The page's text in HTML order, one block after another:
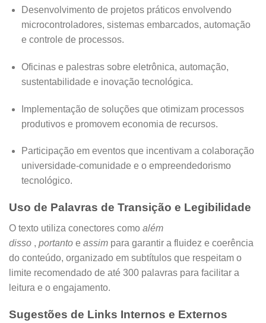
Desenvolvimento de projetos práticos envolvendo
microcontroladores, sistemas embarcados, automação
e controle de processos.
Oficinas e palestras sobre eletrônica, automação,
sustentabilidade e inovação tecnológica.
Implementação de soluções que otimizam processos
produtivos e promovem economia de recursos.
Participação em eventos que incentivam a colaboração
universidade-comunidade e o empreendedorismo
tecnológico.
Uso de Palavras de Transição e Legibilidade
O texto utiliza conectores como além
disso , portanto e assim para garantir a fluidez e coerência
do conteúdo, organizado em subtítulos que respeitam o
limite recomendado de até 300 palavras para facilitar a
leitura e o engajamento.
Sugestões de Links Internos e Externos